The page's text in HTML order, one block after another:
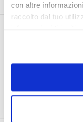
con altre
raccolto dal tuo
📍 Destinazioni servite: